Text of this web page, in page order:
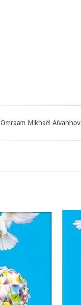
Omraam Mikhaël Aïvanhov